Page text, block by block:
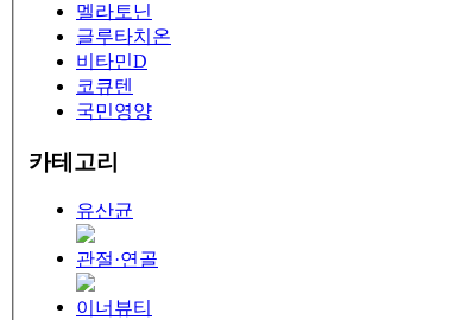
멜라토닌
글루타치온
비타민D
코큐텐
국민영양
카테고리
유산균
관절·연골
이너뷰티